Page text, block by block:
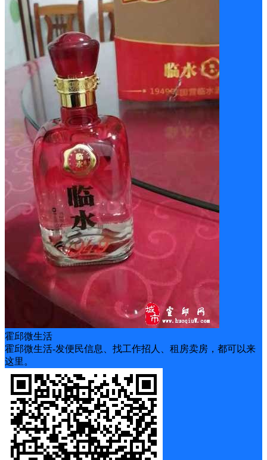
霍邱微生活
霍邱微生活-发便民信息、找工作招人、租房卖房，都可以来
这里。